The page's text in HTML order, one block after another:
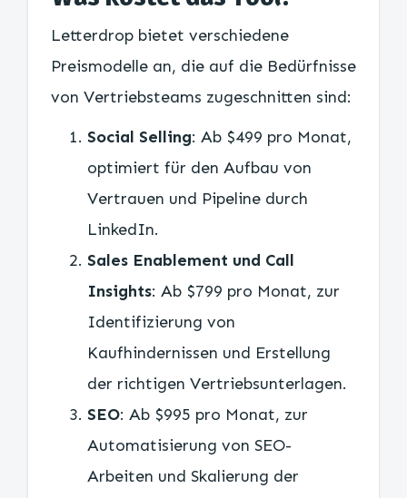
Letterdrop bietet verschiedene
Preismodelle an, die auf die Bedürfnisse
von Vertriebsteams zugeschnitten sind:
Social Selling: Ab $499 pro Monat,
optimiert für den Aufbau von
Vertrauen und Pipeline durch
LinkedIn.
Sales Enablement und Call
Insights: Ab $799 pro Monat, zur
Identifizierung von
Kaufhindernissen und Erstellung
der richtigen Vertriebsunterlagen.
SEO: Ab $995 pro Monat, zur
Automatisierung von SEO-
Arbeiten und Skalierung der